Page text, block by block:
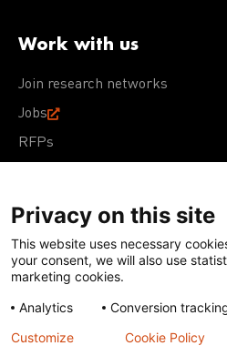
Work with us
Join research networks
Jobs
RFPs
Terms of Use Acceptable
Cookie Policy
Except for images, films, and
subject to DNDi’s Terms of Use,
Privacy on this site
This website uses necessary
your consent, we will also use
marketing cookies.
Analytics
Conversion
Customize
Cookie Policy